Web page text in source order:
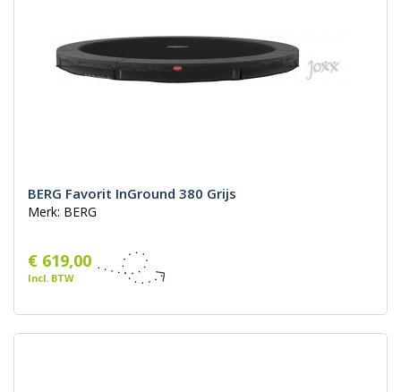
BERG Favorit InGround 380 Grijs
Merk: BERG
€ 619,00
Incl. BTW